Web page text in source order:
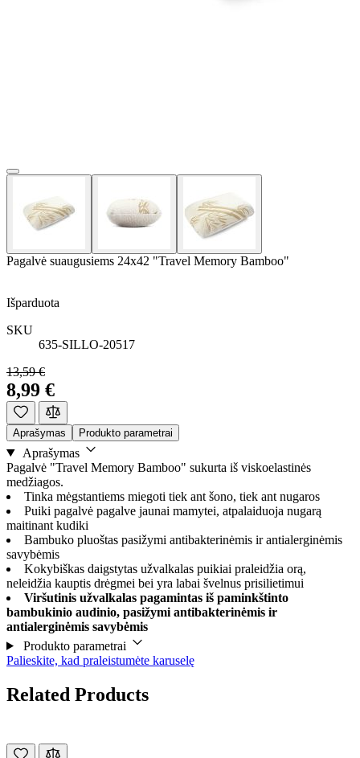
Pagalvė suaugusiems 24x42 "Travel Memory Bamboo"
Išparduota
SKU
635-SILLO-20517
13,59 €
8,99 €
Aprašymas Produkto parametrai
Aprašymas
Pagalvė "Travel Memory Bamboo" sukurta iš viskoelastinės
medžiagos.
Tinka mėgstantiems miegoti tiek ant šono, tiek ant nugaros
Puiki pagalvė pagalve jaunai mamytei, atpalaiduoja nugarą
maitinant kudiki
Bambuko pluoštas pasižymi antibakterinėmis ir antialerginėmis
savybėmis
Kokybiškas daigstytas užvalkalas puikiai praleidžia orą,
neleidžia kauptis drėgmei bei yra labai švelnus prisilietimui
Viršutinis užvalkalas pagamintas iš paminkštinto
bambukinio audinio, pasižymi antibakterinėmis ir
antialerginėmis savybėmis
Produkto parametrai
Palieskite, kad praleistumėte karuselę
Related Products